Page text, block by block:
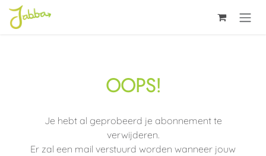
Overslaan naar inhoud
OOPS!
Je hebt al geprobeerd je abonnement te
verwijderen.
Er zal een mail verstuurd worden wanneer jouw